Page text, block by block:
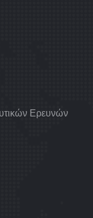
Ερευνών